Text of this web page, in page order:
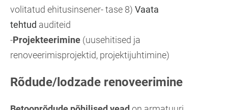
volitatud ehitusinsener- tase 8) Vaata
tehtud auditeid
-Projekteerimine (uusehitised ja
renoveerimisprojektid, projektijuhtimine)
Rõdude/lodzade renoveerimine